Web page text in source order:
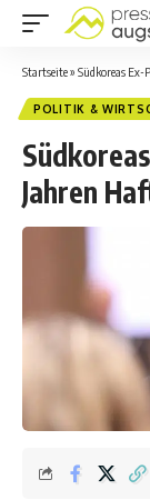
Startseite» Südkoreas Ex-
POLITIK &
Jahren